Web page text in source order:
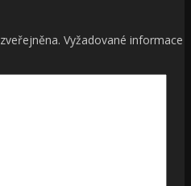
Vyžadované informace